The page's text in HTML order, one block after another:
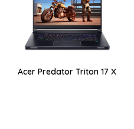
Acer Predator Triton 17 X